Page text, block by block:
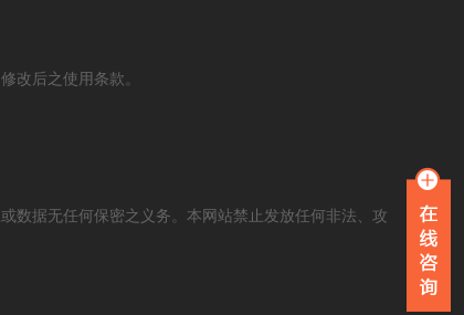
改后之使用条款。
数据无任何保密之义务。本网站禁止发放任何非法、攻